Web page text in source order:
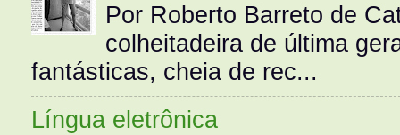
Por Roberto Barreto de
colheitadeira de última
fantásticas, cheia de rec...
Língua eletrônica